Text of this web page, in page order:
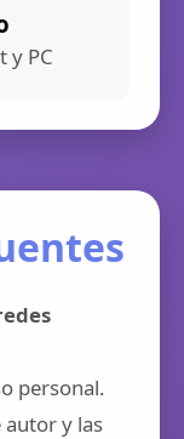
y PC
personal.
autor y las